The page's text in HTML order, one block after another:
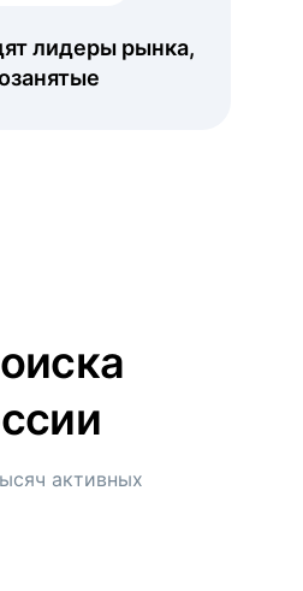
лидеры рынка,
активных